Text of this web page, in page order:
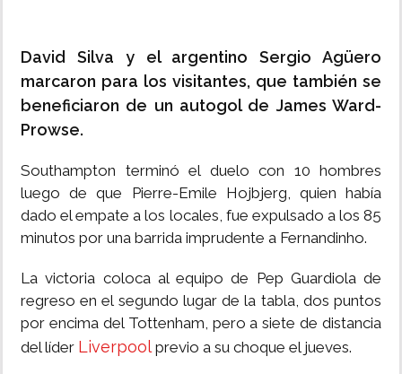
David Silva y el argentino Sergio Agüero
marcaron para los visitantes, que también se
beneficiaron de un autogol de James Ward-
Prowse.
Southampton terminó el duelo con 10 hombres
luego de que Pierre-Emile Hojbjerg, quien había
dado el empate a los locales, fue expulsado a los 85
minutos por una barrida imprudente a Fernandinho.
La victoria coloca al equipo de Pep Guardiola de
regreso en el segundo lugar de la tabla, dos puntos
por encima del Tottenham, pero a siete de distancia
del líder Liverpool previo a su choque el jueves.